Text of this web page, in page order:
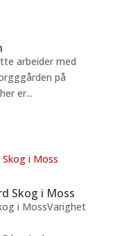
arbeider med
på
er...
Skog i Moss
i MossVarighet